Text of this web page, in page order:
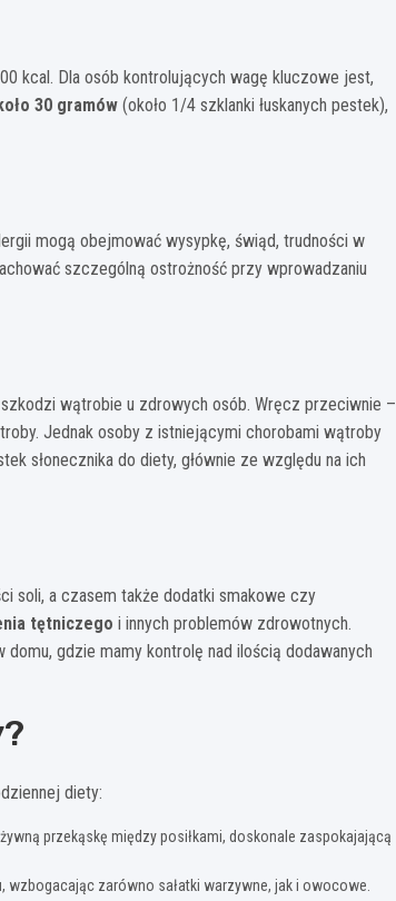
kcal. Dla osób kontrolujących wagę kluczowe jest,
30 gramów (około 1/4 szklanki łuskanych pestek),
mogą obejmować wysypkę, świąd, trudności w
szczególną ostrożność przy wprowadzaniu
wątrobie u zdrowych osób. Wręcz przeciwnie –
Jednak osoby z istniejącymi chorobami wątroby
słonecznika do diety, głównie ze względu na ich
soli, a czasem także dodatki smakowe czy
tętniczego i innych problemów zdrowotnych.
gdzie mamy kontrolę nad ilością dodawanych
diety:
przekąskę między posiłkami, doskonale zaspokajającą
wzbogacając zarówno sałatki warzywne, jak i owocowe.